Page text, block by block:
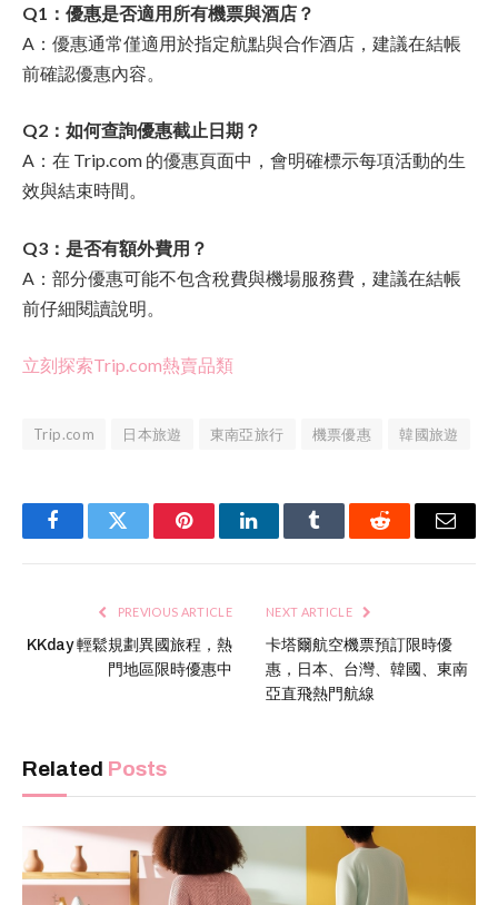
Q1：優惠是否適用所有機票與酒店？
A：優惠通常僅適用於指定航點與合作酒店，建議在結帳
前確認優惠內容。
Q2：如何查詢優惠截止日期？
A：在 Trip.com 的優惠頁面中，會明確標示每項活動的生
效與結束時間。
Q3：是否有額外費用？
A：部分優惠可能不包含稅費與機場服務費，建議在結帳
前仔細閱讀說明。
立刻探索Trip.com熱賣品類
Trip.com 日本旅遊 東南亞旅行 機票優惠 韓國旅遊
FacebookTwitter PinterestLinkedInTumblr Reddit Email
PREVIOUS ARTICLE
KKday 輕鬆規劃異國旅程，熱
門地區限時優惠中
NEXT ARTICLE
卡塔爾航空機票預訂限時優
惠，日本、台灣、韓國、東南
亞直飛熱門航線
Related Posts